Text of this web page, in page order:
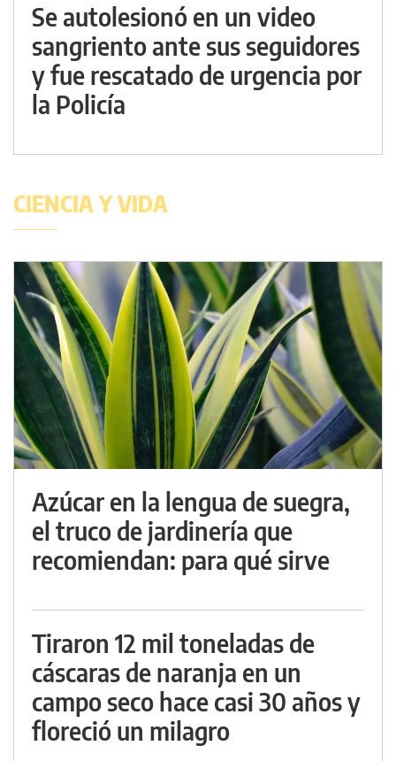
Se autolesionó en un video
sangriento ante sus seguidores
y fue rescatado de urgencia por
la Policía
CIENCIA Y VIDA
Azúcar en la lengua de suegra,
el truco de jardinería que
recomiendan: para qué sirve
Tiraron 12 mil toneladas de
cáscaras de naranja en un
campo seco hace casi 30 años y
floreció un milagro